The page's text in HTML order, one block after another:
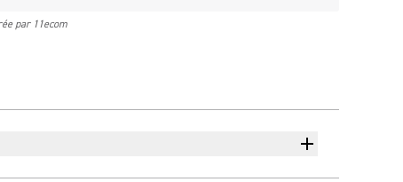
par 11ecom